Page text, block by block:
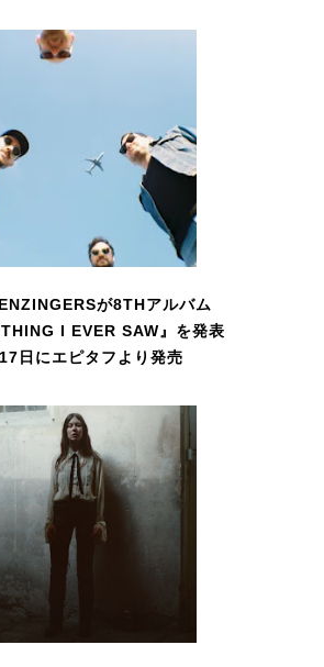
が8THアルバム
I EVER SAW』を発表
日にエピタフより発売